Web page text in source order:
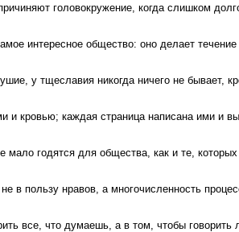
головокружение, когда слишком
интересное общество: оно делает
у тщеславия никогда ничего не бывает,
и кровью; каждая страница написана ими и
годятся для общества, как и те, которых
в пользу нравов, а многочисленность
все, что думаешь, а в том, чтобы